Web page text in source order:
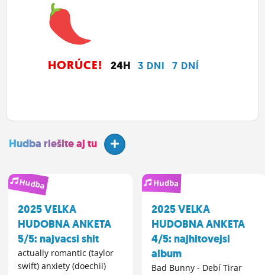
HORÚCE! 24H 3 DNI 7 DNÍ
Hudba riešite aj tu
Hudba
2025 VELKA
HUDOBNA ANKETA
5/5: najvacsi shit
actually romantic (taylor
swift) anxiety (doechii)
Hudba
2025 VELKA
HUDOBNA ANKETA
4/5: najhitovejsi
album
Bad Bunny - Debí Tirar